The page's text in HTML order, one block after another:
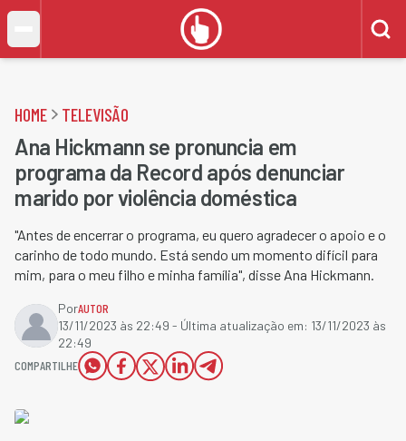
HOME TELEVISÃO
Ana Hickmann se pronuncia em
programa da Record após denunciar
marido por violência doméstica
"Antes de encerrar o programa, eu quero agradecer o apoio e o
carinho de todo mundo. Está sendo um momento difícil para
mim, para o meu filho e minha família", disse Ana Hickmann.
PorAUTOR
13/11/2023 às 22:49 - Última atualização em: 13/11/2023 às
22:49
COMPARTILHE